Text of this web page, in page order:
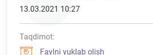
13.03.2021 10:27
Taqdimot:
Faylni yuklab olish